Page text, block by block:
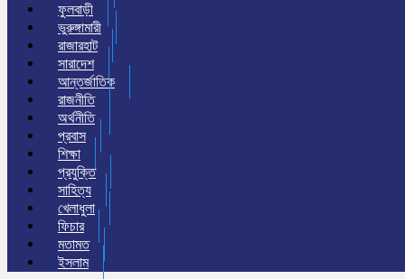
ফুলবাড়ী
ভুরুঙ্গামারী
রাজারহাট
সারাদেশ
আন্তর্জাতিক
রাজনীতি
অর্থনীতি
প্রবাস
শিক্ষা
প্রযুক্তি
সাহিত্য
খেলাধুলা
ফিচার
মতামত
ইসলাম